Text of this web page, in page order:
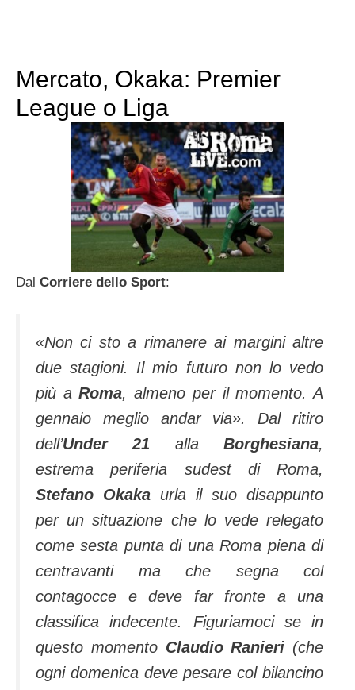
Mercato, Okaka: Premier
League o Liga
Dal Corriere dello Sport:
«Non ci sto a rimanere ai margini altre
due stagioni. Il mio futuro non lo vedo
più aRoma, almeno per il momento. A
gennaio meglio andar via». Dal ritiro
dell’Under 21 allaBorghesiana,
estrema periferia sudest di Roma,
Stefano Okaka urla il suo disappunto
per un situazione che lo vede relegato
come sesta punta di una Roma piena di
centravanti ma che segna col
contagocce e deve far fronte a una
classifica indecente. Figuriamoci se in
questo momento Claudio Ranieri (che
ogni domenica deve pesare col bilancino